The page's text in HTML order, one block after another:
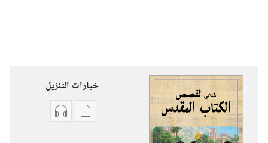
خيارات التنزيل
خياراتخيارات